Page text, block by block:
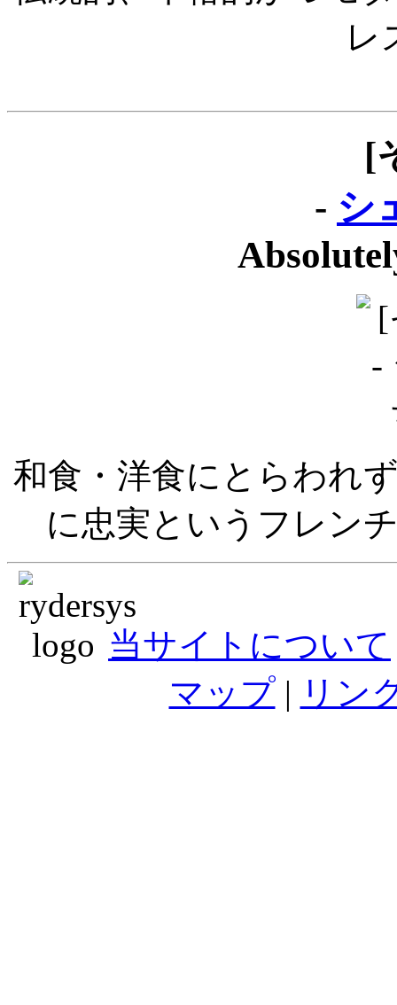
レ
[
- シ
和食・洋食にとらわれ
に忠実というフレン
当サイトについて
マップ| リン